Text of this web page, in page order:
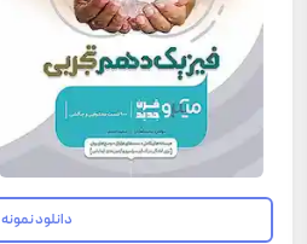
دانلود نمونه